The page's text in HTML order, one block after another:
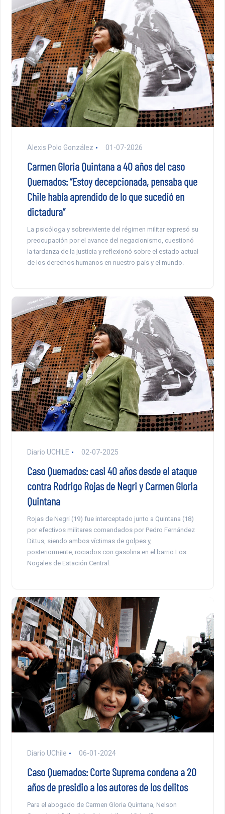
Alexis Polo González 01-07-2026
Carmen Gloria Quintana a 40 años del caso
Quemados: “Estoy decepcionada, pensaba que
Chile había aprendido de lo que sucedió en
dictadura”
La psicóloga y sobreviviente del régimen militar expresó su
preocupación por el avance del negacionismo, cuestionó
la tardanza de la justicia y reflexionó sobre el estado actual
de los derechos humanos en nuestro país y el mundo.
Diario UCHILE 02-07-2025
Caso Quemados: casi 40 años desde el ataque
contra Rodrigo Rojas de Negri y Carmen Gloria
Quintana
Rojas de Negri (19) fue interceptado junto a Quintana (18)
por efectivos militares comandados por Pedro Fernández
Dittus, siendo ambos víctimas de golpes y,
posteriormente, rociados con gasolina en el barrio Los
Nogales de Estación Central.
Diario UChile 06-01-2024
Caso Quemados: Corte Suprema condena a 20
años de presidio a los autores de los delitos
Para el abogado de Carmen Gloria Quintana, Nelson